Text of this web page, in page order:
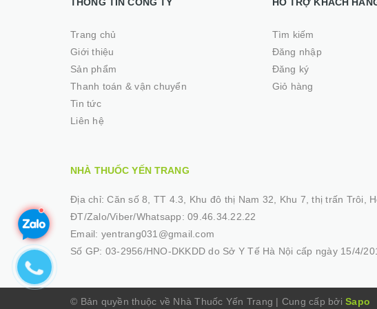
Trang chủ
Giới thiệu
Sản phẩm
Thanh toán & vận chuyển
Tin tức
Liên hệ
Tìm kiếm
Đăng nhập
Đăng ký
Giỏ hàng
NHÀ THUỐC YẾN TRANG
Địa chỉ:Căn số 8, TT 4.3, Khu đô thị Nam 32, Khu 7, thị trấn Trôi,
ĐT/Zalo/Viber/Whatsapp: 09.46.34.22.22
Email: yentrang031@gmail.com
Số GP: 03-2956/HNO-DKKDD do Sở Y Tế Hà Nội cấp ngày 15/4/
© Bản quyền thuộc về Nhà Thuốc Yến Trang | Cung cấp bởi Sapo